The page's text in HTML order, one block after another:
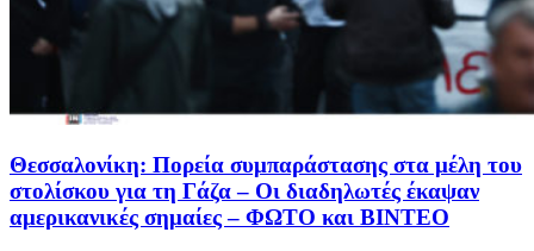
Θεσσαλονίκη: Πορεία συμπαράστασης στα μέλη του
στολίσκου για τη Γάζα – Οι διαδηλωτές έκαψαν
αμερικανικές σημαίες – ΦΩΤΟ και ΒΙΝΤΕΟ